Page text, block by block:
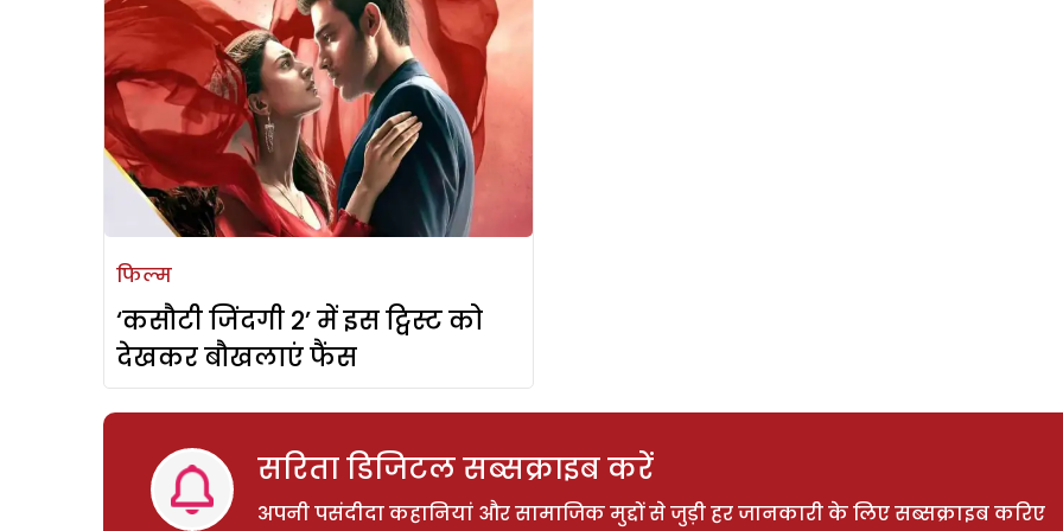
फिल्म
‘कसौटी जिंदगी 2’ में इस ट्विस्ट को
देखकर बौखलाएं फैंस
सरिता डिजिटल सब्सक्राइब करें
अपनी पसंदीदा कहानियां और सामाजिक मुद्दों से जुड़ी हर जानकारी के लिए सब्सक्राइब करिए